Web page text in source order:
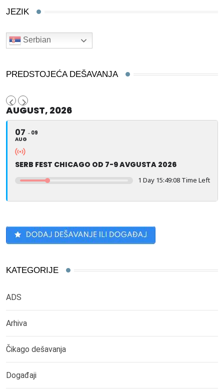
JEZIK
Serbian
PREDSTOJEĆA DEŠAVANJA
AUGUST, 2026
07
AUG
09
SERB FEST CHICAGO OD 7-9 AVGUSTA 2026
1 Day 15:49:07 Time Left
KATEGORIJE
ADS
Arhiva
Čikago dešavanja
Događaji